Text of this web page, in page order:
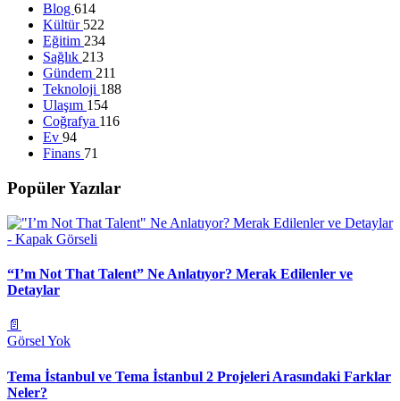
Blog 614
Kültür 522
Eğitim 234
Sağlık 213
Gündem 211
Teknoloji 188
Ulaşım 154
Coğrafya 116
Ev 94
Finans 71
Popüler Yazılar
“I’m Not That Talent” Ne Anlatıyor? Merak Edilenler ve
Detaylar
📄
Görsel Yok
Tema İstanbul ve Tema İstanbul 2 Projeleri Arasındaki Farklar
Neler?